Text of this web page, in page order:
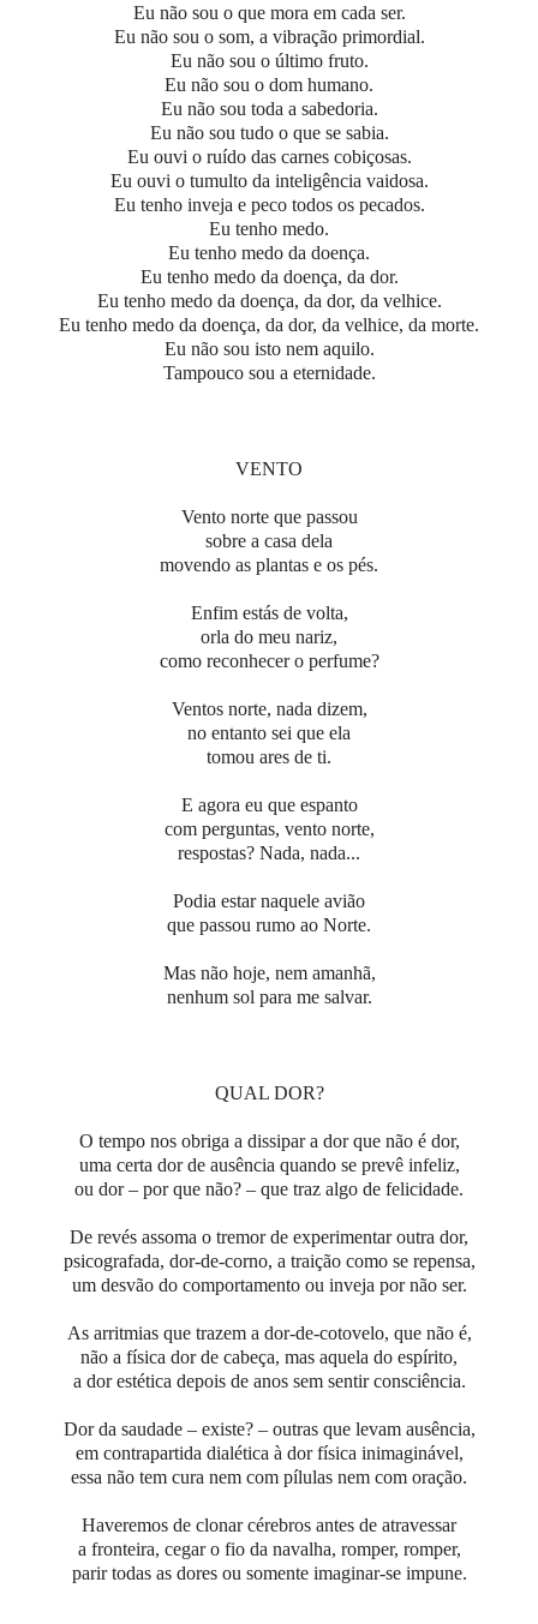
Eu não sou o que mora em cada ser.
Eu não sou o som, a vibração primordial.
Eu não sou o último fruto.
Eu não sou o dom humano.
Eu não sou toda a sabedoria.
Eu não sou tudo o que se sabia.
Eu ouvi o ruído das carnes cobiçosas.
Eu ouvi o tumulto da inteligência vaidosa.
Eu tenho inveja e peco todos os pecados.
Eu tenho medo.
Eu tenho medo da doença.
Eu tenho medo da doença, da dor.
Eu tenho medo da doença, da dor, da velhice.
Eu tenho medo da doença, da dor, da velhice, da morte.
Eu não sou isto nem aquilo.
Tampouco sou a eternidade.
VENTO
Vento norte que passou
sobre a casa dela
movendo as plantas e os pés.
Enfim estás de volta,
orla do meu nariz,
como reconhecer o perfume?
Ventos norte, nada dizem,
no entanto sei que ela
tomou ares de ti.
E agora eu que espanto
com perguntas, vento norte,
respostas? Nada, nada...
Podia estar naquele avião
que passou rumo ao Norte.
Mas não hoje, nem amanhã,
nenhum sol para me salvar.
QUAL DOR?
O tempo nos obriga a dissipar a dor que não é dor,
uma certa dor de ausência quando se prevê infeliz,
ou dor – por que não? – que traz algo de felicidade.
De revés assoma o tremor de experimentar outra dor,
psicografada, dor-de-corno, a traição como se repensa,
um desvão do comportamento ou inveja por não ser.
As arritmias que trazem a dor-de-cotovelo, que não é,
não a física dor de cabeça, mas aquela do espírito,
a dor estética depois de anos sem sentir consciência.
Dor da saudade – existe? – outras que levam ausência,
em contrapartida dialética à dor física inimaginável,
essa não tem cura nem com pílulas nem com oração.
Haveremos de clonar cérebros antes de atravessar
a fronteira, cegar o fio da navalha, romper, romper,
parir todas as dores ou somente imaginar-se impune.